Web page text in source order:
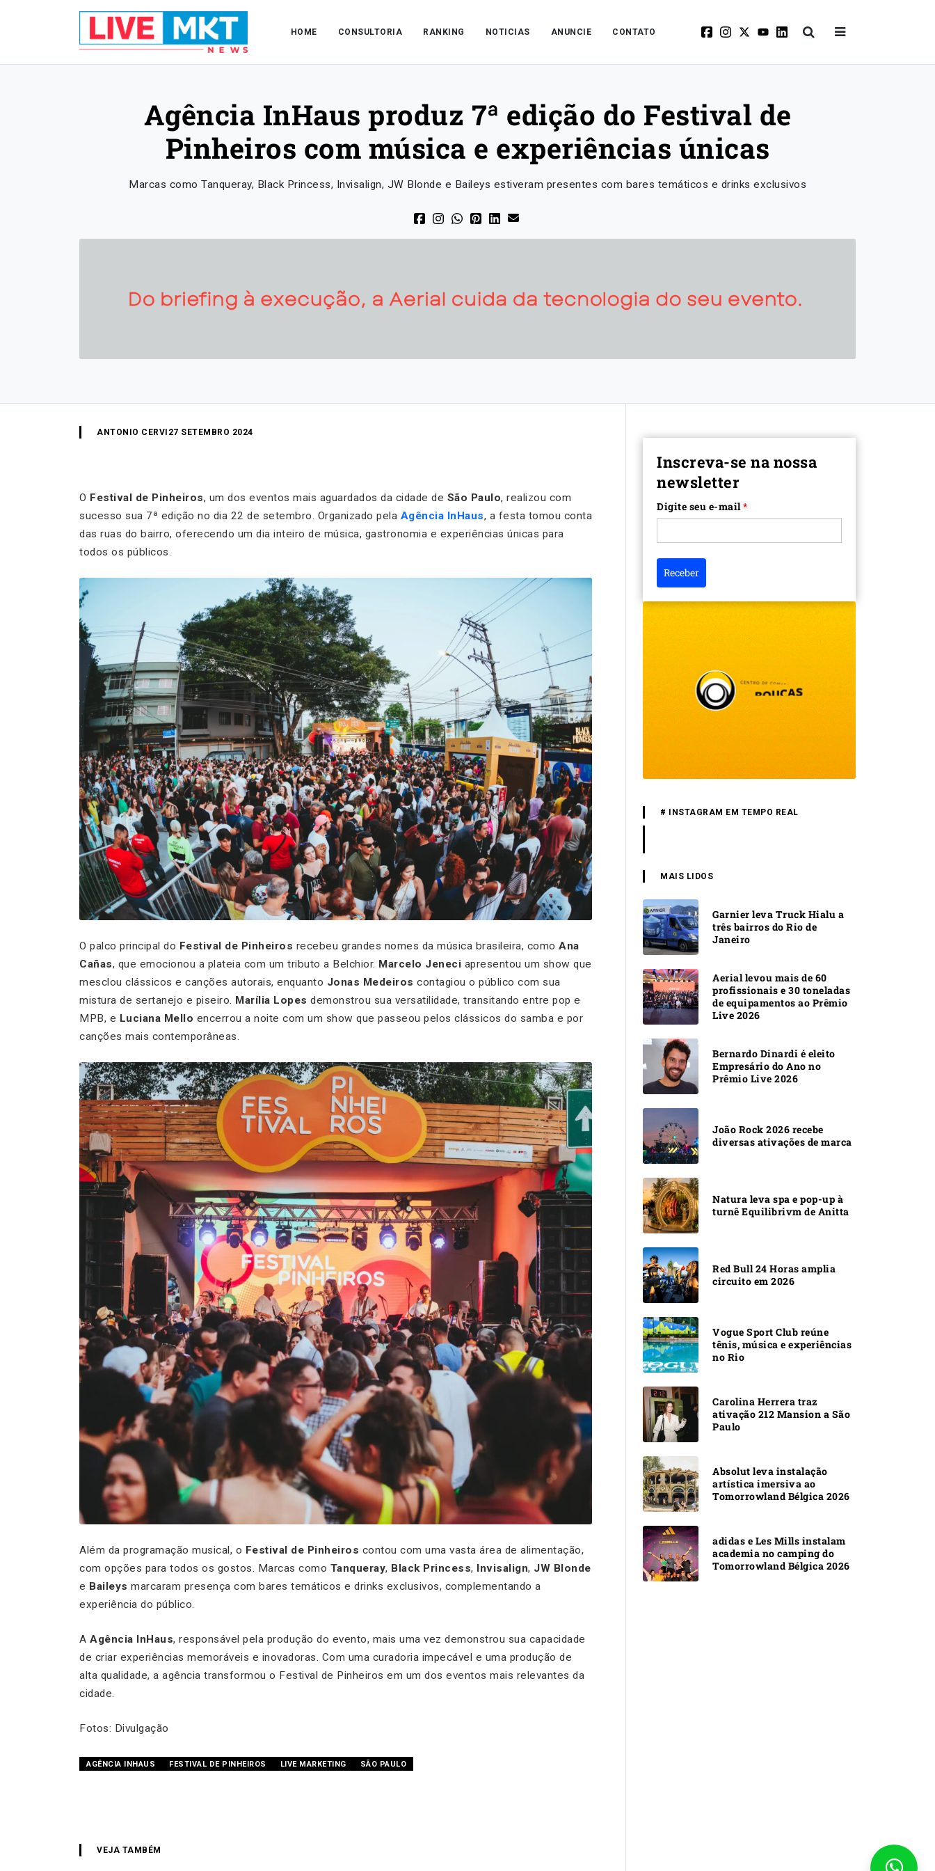
HOME CONSULTORIA RANKING NOTICIAS ANUNCIE CONTATO
Agência InHaus produz 7ª edição do Festival de
Pinheiros com música e experiências únicas
Marcas como Tanqueray, Black Princess, Invisalign, JW Blonde e Baileys estiveram presentes com bares temáticos e drinks exclusivos
ANTONIO CERVI 27 SETEMBRO 2024
O Festival de Pinheiros, um dos eventos mais aguardados da cidade de São Paulo, realizou com
sucesso sua 7ª edição no dia 22 de setembro. Organizado pela Agência InHaus, a festa tomou conta
das ruas do bairro, oferecendo um dia inteiro de música, gastronomia e experiências únicas para
todos os públicos.
O palco principal do Festival de Pinheiros recebeu grandes nomes da música brasileira, como Ana
Cañas, que emocionou a plateia com um tributo a Belchior. Marcelo Jeneci apresentou um show que
mesclou clássicos e canções autorais, enquanto Jonas Medeiros contagiou o público com sua
mistura de sertanejo e piseiro. Marília Lopes demonstrou sua versatilidade, transitando entre pop e
MPB, e Luciana Mello encerrou a noite com um show que passeou pelos clássicos do samba e por
canções mais contemporâneas.
Além da programação musical, o Festival de Pinheiros contou com uma vasta área de alimentação,
com opções para todos os gostos. Marcas como Tanqueray, Black Princess, Invisalign, JW Blonde
e Baileys marcaram presença com bares temáticos e drinks exclusivos, complementando a
experiência do público.
A Agência InHaus, responsável pela produção do evento, mais uma vez demonstrou sua capacidade
de criar experiências memoráveis e inovadoras. Com uma curadoria impecável e uma produção de
alta qualidade, a agência transformou o Festival de Pinheiros em um dos eventos mais relevantes da
cidade.
Fotos: Divulgação
AGÊNCIA INHAUS FESTIVAL DE PINHEIROS LIVE MARKETING SÃO PAULO
VEJA TAMBÉM
Inscreva-se na nossa
newsletter
Digite seu e-mail*
Receber
# INSTAGRAM EM TEMPO REAL
MAIS LIDOS
Garnier leva Truck Hialu a
três bairros do Rio de
Janeiro
Aerial levou mais de 60
profissionais e 30 toneladas
de equipamentos ao Prêmio
Live 2026
Bernardo Dinardi é eleito
Empresário do Ano no
Prêmio Live 2026
João Rock 2026 recebe
diversas ativações de marca
Natura leva spa e pop-up à
turnê Equilibrivm de Anitta
Red Bull 24 Horas amplia
circuito em 2026
Vogue Sport Club reúne
tênis, música e experiências
no Rio
Carolina Herrera traz
ativação 212 Mansion a São
Paulo
Absolut leva instalação
artística imersiva ao
Tomorrowland Bélgica 2026
adidas e Les Mills instalam
academia no camping do
Tomorrowland Bélgica 2026